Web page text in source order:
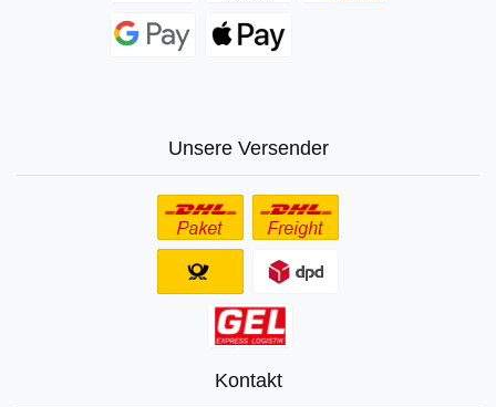
Unsere Versender
Kontakt